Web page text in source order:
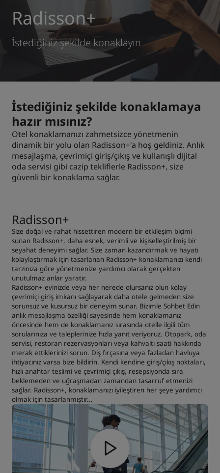
Park Plaza Park Inn by Radisson
Prize by Radisson Country Inn & Suites
Çin'deki Bağlı Markalar
J.
Kunlun Golden Tulip
Şehir merkezi otelleri
Blogumuzu ziyaret edin
Radisson+
İstediğiniz şekilde konaklayın
İstediğiniz şekilde konaklamaya
hazır mısınız?
Otel konaklamanızı zahmetsizce yönetmenin
dinamik bir yolu olan Radisson+'a hoş geldiniz. Anlık
mesajlaşma, çevrimiçi giriş/çıkış ve kullanışlı dijital
oda servisi gibi cazip tekliflerle Radisson+, size
güvenli bir konaklama sağlar.
Radisson+
Size doğal ve rahat hissettiren modern bir etkileşim biçimi
sunan Radisson+, daha esnek, verimli ve kişiselleştirilmiş bir
seyahat deneyimi sağlar. Size zaman kazandırmak ve hayatı
kolaylaştırmak için tasarlanan Radisson+ konaklamanızı kendi
tarzınıza göre yönetmenize yardımcı olarak gerçekten
unutulmaz anlar yaratır.
Radisson+ evinizde veya her nerede olursanız olun kolay
çevrimiçi giriş imkanı sağlayarak daha otele gelmeden size
sorunsuz ve kusursuz bir deneyim sunar. Bizimle Sohbet Edin
anlık mesajlaşma özelliği sayesinde hem konaklamanız
öncesinde hem de konaklamanız sırasında otelle ilgili tüm
sorularınıza ve taleplerinize hızla yanıt veriyoruz. Otopark, oda
servisi, restoran rezervasyonları veya kahvaltı saati hakkında
merak ettiklerinizi sorun. Diş fırçasına veya fazladan havluya
ihtiyacınız varsa bize bildirin. Kendi kendine giriş/çıkış noktaları,
hızlı anahtar teslimi ve çevrimiçi çıkış, resepsiyonda sıra
beklemeden ve uğraşmadan zamandan tasarruf etmenizi
sağlar. Radisson+, konaklamanızı iyileştiren her şeye yardımcı
olmak için tasarlanmıştır...